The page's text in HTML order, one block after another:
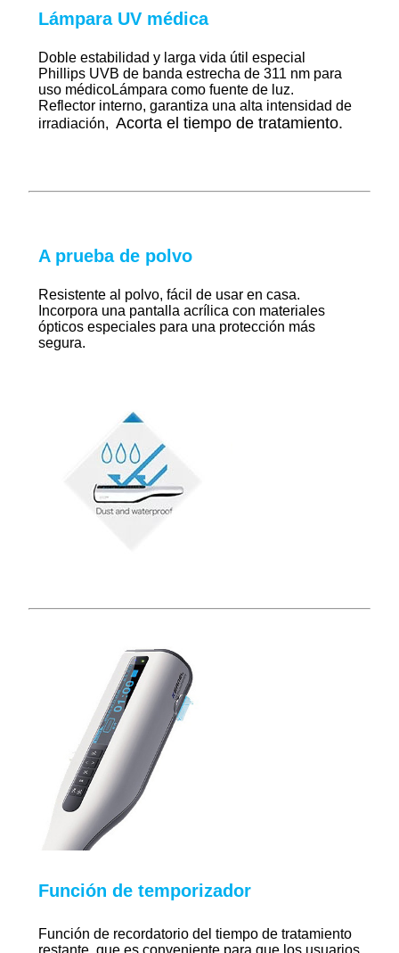
Lámpara UV médica
Doble estabilidad y larga vida útil especial
Phillips UVB de banda estrecha de 311 nm para
uso médicoLámpara como fuente de luz.
Reflector interno, garantiza una alta intensidad de
irradiación, Acorta el tiempo de tratamiento.
A prueba de polvo
Resistente al polvo, fácil de usar en casa.
Incorpora una pantalla acrílica con materiales
ópticos especiales para una protección más
segura.
Función de temporizador
Función de recordatorio del tiempo de tratamiento